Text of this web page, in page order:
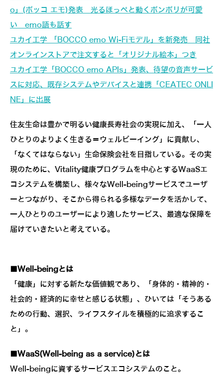
o」(ボッコ エモ)発表 光るほっぺと動くボンボリが可愛
い emo語も話す
ユカイ工学 「BOCCO emo Wi-Fiモデル」を新発売 同社
オンラインストアで注文すると「オリジナル絵本」つき
ユカイ工学「BOCCO emo APIs」発表、待望の音声サービ
スに対応、既存システムやデバイスと連携「CEATEC ONLI
NE」に出展
住友生命は豊かで明るい健康長寿社会の実現に加え、「一人
ひとりのよりよく生きる＝ウェルビーイング」に貢献し、
「なくてはならない」生命保険会社を目指している。その実
現のために、Vitality健康プログラムを中心とするWaaSエ
コシステムを構築し、様々なWell-beingサービスでユーザ
ーとつながり、そこから得られる多様なデータを活かして、
一人ひとりのユーザーにより適したサービス、最適な保障を
届けていきたいと考えている。
■Well-beingとは
「健康」に対する新たな価値観であり、「身体的・精神的・
社会的・経済的に幸せと感じる状態」、ひいては「そうある
ための行動、選択、ライフスタイルを積極的に追求するこ
と」。
■WaaS(Well-being as a service)とは
Well-beingに資するサービスエコシステムのこと。